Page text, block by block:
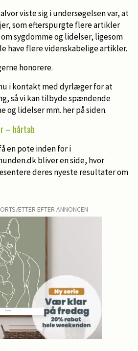
viste sig i undersøgelsen var, at
som efterspurgte flere artikler
sygdomme og lidelser, ligesom
have flere videnskabelige artikler.
honorere.
i kontakt med dyrlæger for at
så vi kan tilbyde spændende
og lidelser mm. her på siden.
– hårtab
en pote inden for i
bliver en side, hvor
deres nyeste resultater om
EFTER ANNONCEN